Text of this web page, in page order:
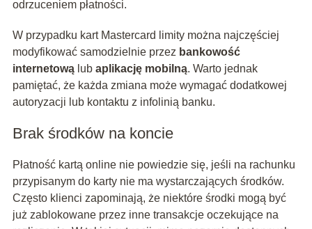
odrzuceniem płatności.
W przypadku kart Mastercard limity można najczęściej
modyfikować samodzielnie przez bankowość
internetowąlub aplikację mobilną. Warto jednak
pamiętać, że każda zmiana może wymagać dodatkowej
autoryzacji lub kontaktu z infolinią banku.
Brak środków na koncie
Płatność kartą online nie powiedzie się, jeśli na rachunku
przypisanym do karty nie ma wystarczających środków.
Często klienci zapominają, że niektóre środki mogą być
już zablokowane przez inne transakcje oczekujące na